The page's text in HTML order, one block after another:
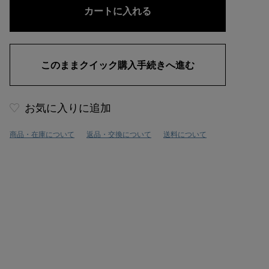
お気に入りに追加
商品・在庫について 返品・交換について 送料について